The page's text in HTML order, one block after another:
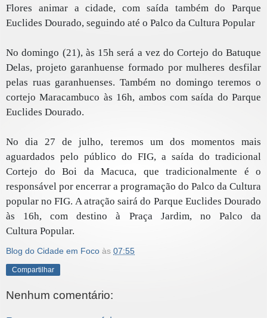
Flores animar a cidade, com saída também do Parque
Euclides Dourado, seguindo até o Palco da Cultura Popular
No domingo (21), às 15h será a vez do Cortejo do Batuque
Delas, projeto garanhuense formado por mulheres desfilar
pelas ruas garanhuenses. Também no domingo teremos o
cortejo Maracambuco às 16h, ambos com saída do Parque
Euclides Dourado.
No dia 27 de julho, teremos um dos momentos mais
aguardados pelo público do FIG, a saída do tradicional
Cortejo do Boi da Macuca, que tradicionalmente é o
responsável por encerrar a programação do Palco da Cultura
popular no FIG. A atração sairá do Parque Euclides Dourado
às 16h, com destino à Praça Jardim, no Palco da
Cultura Popular.
Blog do Cidade em Foco às 07:55
Compartilhar
Nenhum comentário: